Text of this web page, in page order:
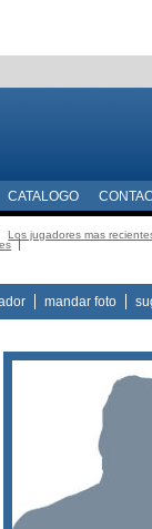
CATALOGO
Los jugadores mas
mandar foto